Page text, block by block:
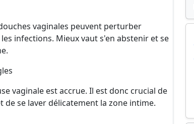
vaginales peuvent perturber
infections. Mieux vaut s'en abstenir et se
vaginale est accrue. Il est donc crucial de
se laver délicatement la zone intime.